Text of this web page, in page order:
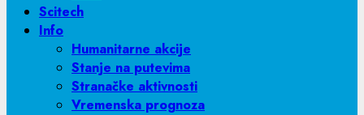
Scitech
Info
Humanitarne akcije
Stanje na putevima
Stranačke aktivnosti
Vremenska prognoza